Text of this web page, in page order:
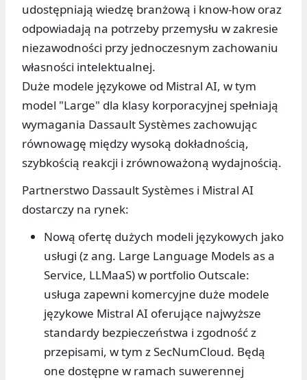
udostępniają wiedzę branżową i know-how oraz
odpowiadają na potrzeby przemysłu w zakresie
niezawodności przy jednoczesnym zachowaniu
własności intelektualnej.
Duże modele językowe od Mistral AI, w tym
model "Large" dla klasy korporacyjnej spełniają
wymagania Dassault Systèmes zachowując
równowagę między wysoką dokładnością,
szybkością reakcji i zrównoważoną wydajnością.
Partnerstwo Dassault Systèmes i Mistral AI
dostarczy na rynek:
Nową ofertę dużych modeli językowych jako
usługi (z ang. Large Language Models as a
Service, LLMaaS) w portfolio Outscale:
usługa zapewni komercyjne duże modele
językowe Mistral AI oferujące najwyższe
standardy bezpieczeństwa i zgodność z
przepisami, w tym z SecNumCloud. Będą
one dostępne w ramach suwerennej